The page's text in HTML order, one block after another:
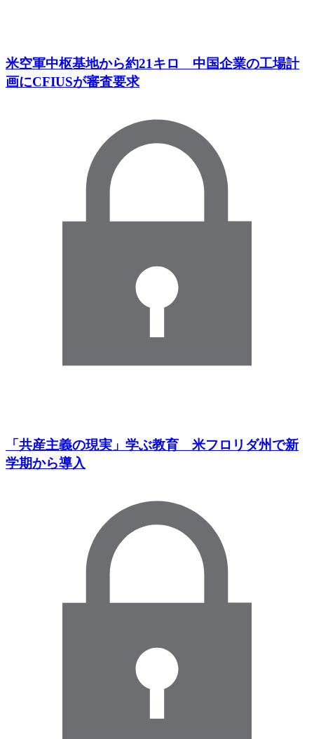
米空軍中枢基地から約21キロ 中国企業の工場計
画にCFIUSが審査要求
「共産主義の現実」学ぶ教育 米フロリダ州で新
学期から導入